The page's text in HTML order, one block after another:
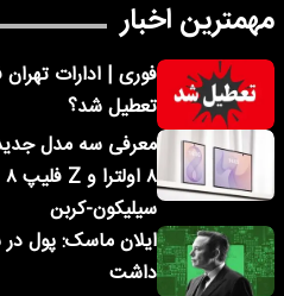
مهمترین اخبار
تعطیل شد؟
سیلیکون-کربن
داشت